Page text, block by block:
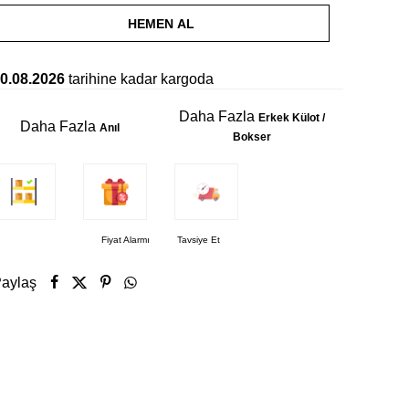
HEMEN AL
tarihine kadar kargoda
Daha Fazla Anıl
Daha Fazla Erkek Külot /
Bokser
Fiyat Alarmı Tavsiye Et